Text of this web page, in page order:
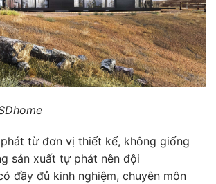
từ đơn vị thiết kế, không giống
sản xuất tự phát nên đội
đầy đủ kinh nghiệm, chuyên môn